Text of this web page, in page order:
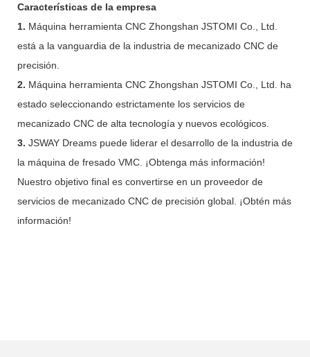
Características de la empresa
1. Máquina herramienta CNC Zhongshan JSTOMI Co., Ltd.
está a la vanguardia de la industria de mecanizado CNC de
precisión.
2. Máquina herramienta CNC Zhongshan JSTOMI Co., Ltd. ha
estado seleccionando estrictamente los servicios de
mecanizado CNC de alta tecnología y nuevos ecológicos.
3. JSWAY Dreams puede liderar el desarrollo de la industria de
la máquina de fresado VMC. ¡Obtenga más información!
Nuestro objetivo final es convertirse en un proveedor de
servicios de mecanizado CNC de precisión global. ¡Obtén más
información!